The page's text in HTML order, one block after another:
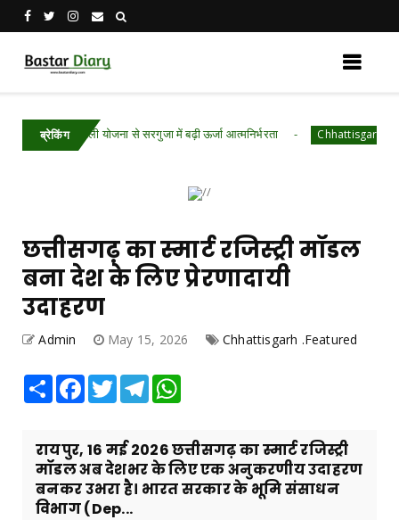
ब्रेकिंग
बिजली योजना से सरगुजा में बढ़ी ऊर्जा आत्मनिर्भरता Chhattisgarh .Featured
छत्तीसगढ़ का स्मार्ट रजिस्ट्री मॉडल
बना देश के लिए प्रेरणादायी
उदाहरण
Admin May 15, 2026 Chhattisgarh .Featured
Share Facebook
TwitterTelegram
रायपुर, 16 मई 2026 छत्तीसगढ़ का स्मार्ट रजिस्ट्री
मॉडल अब देशभर के लिए एक अनुकरणीय उदाहरण
बनकर उभरा है। भारत सरकार के भूमि संसाधन
विभाग (Dep...